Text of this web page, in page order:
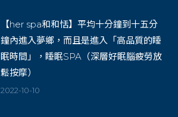
【her spa和和恬】平均十分鐘到十五分
鐘內進入夢鄉，而且是進入「高品質的睡
眠時間」，睡眠SPA（深層好眠腦疲勞放
鬆按摩）
2022-10-10